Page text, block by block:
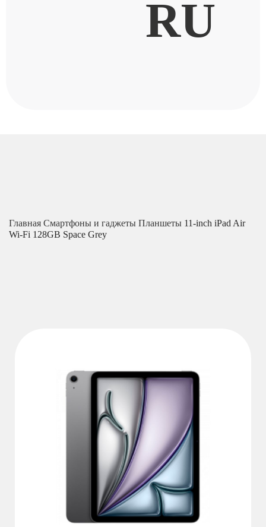
RU
Главная Смартфоны и гаджеты Планшеты 11-inch iPad Air
Wi-Fi 128GB Space Grey